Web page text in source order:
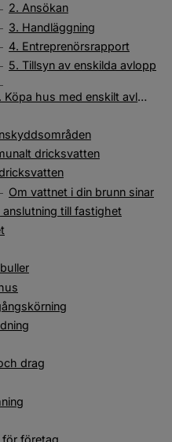
2. Ansökan
3. Handläggning
4. Entreprenörsrapport
5. Tillsyn av enskilda avlopp
6. Köpa hus med enskilt avlopp
dricksvatten
Om vattnet i din brunn sinar
anslutning till fastighet
drag
företag